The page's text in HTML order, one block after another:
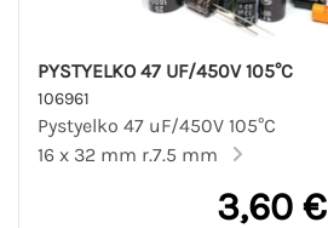
PYSTYELKO 47 UF/450V 105°C
106961
Pystyelko 47 uF/450V 105°C
16 x 32 mm r.7.5 mm
3,60 €